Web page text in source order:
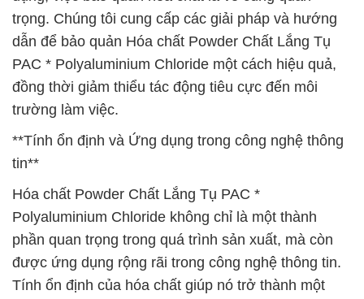
trọng. Chúng tôi cung cấp các giải pháp và hướng
dẫn để bảo quản Hóa chất Powder Chất Lắng Tụ
PAC * Polyaluminium Chloride một cách hiệu quả,
đồng thời giảm thiểu tác động tiêu cực đến môi
trường làm việc.
**Tính ổn định và Ứng dụng trong công nghệ thông
tin**
Hóa chất Powder Chất Lắng Tụ PAC *
Polyaluminium Chloride không chỉ là một thành
phần quan trọng trong quá trình sản xuất, mà còn
được ứng dụng rộng rãi trong công nghệ thông tin.
Tính ổn định của hóa chất giúp nó trở thành một